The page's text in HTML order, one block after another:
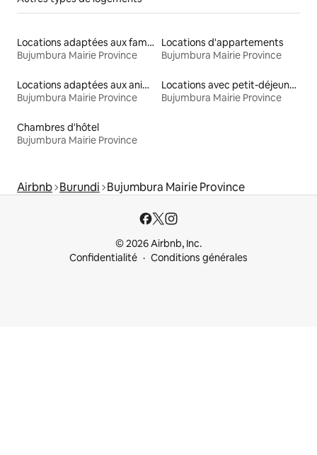
Locations adaptées aux familles
Bujumbura Mairie Province
Locations d'appartements
Bujumbura Mairie Province
Locations adaptées aux animaux
Bujumbura Mairie Province
Locations avec petit-déjeuner
Bujumbura Mairie Province
Chambres d'hôtel
Bujumbura Mairie Province
Airbnb Burundi Bujumbura Mairie Province
© 2026 Airbnb, Inc.
Confidentialité
Conditions générales